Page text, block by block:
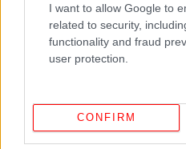
I want to allow Google to
related to security,
functionality and fraud
user protection.
CONFIRM